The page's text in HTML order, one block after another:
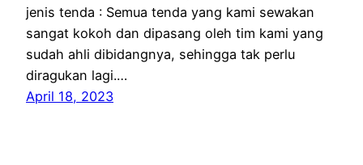
jenis tenda : Semua tenda yang kami sewakan
sangat kokoh dan dipasang oleh tim kami yang
sudah ahli dibidangnya, sehingga tak perlu
diragukan lagi.…
April 18, 2023